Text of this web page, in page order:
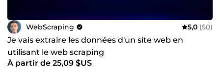
WebScraping 5,0 (50)
Je vais extraire les données d'un site web en
utilisant le web scraping
À partir de 25,09 $US